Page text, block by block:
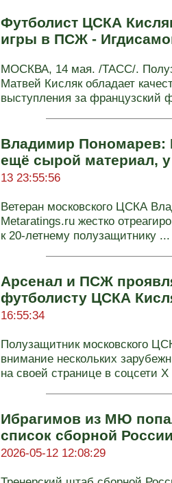
Футболист ЦСКА
игры в ПСЖ -
МОСКВА, 14 мая. /ТАСС/.
Матвей Кисляк обладает
выступления за французский
Владимир Пономарев:
ещё сырой материал,
13 23:55:56
Ветеран московского ЦСКА
Metaratings.ru жестко
к 20-летнему полузащитнику ...
Арсенал и ПСЖ
футболисту ЦСКА
16:55:34
Полузащитник московского
внимание нескольких
на своей странице в соцсети
Ибрагимов из МЮ
список сборной
2026-05-12 12:08:29